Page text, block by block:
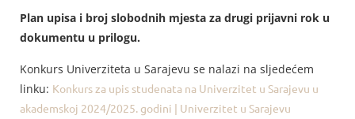
Plan upisa i broj slobodnih mjesta za drugi prijavni rok u
dokumentu u prilogu.
Konkurs Univerziteta u Sarajevu se nalazi na sljedećem
linku: Konkurs za upis studenata na Univerzitet u Sarajevu u
akademskoj 2024/2025. godini | Univerzitet u Sarajevu